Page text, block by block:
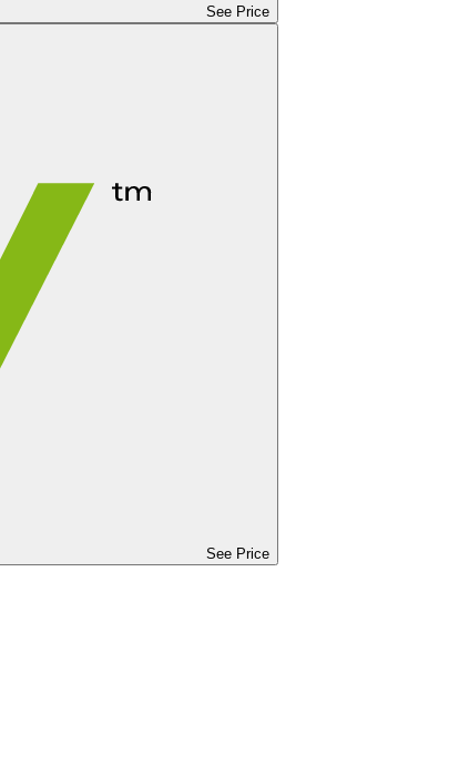
systemowe. Mocny procesor minimalizuje
See Price
See Price